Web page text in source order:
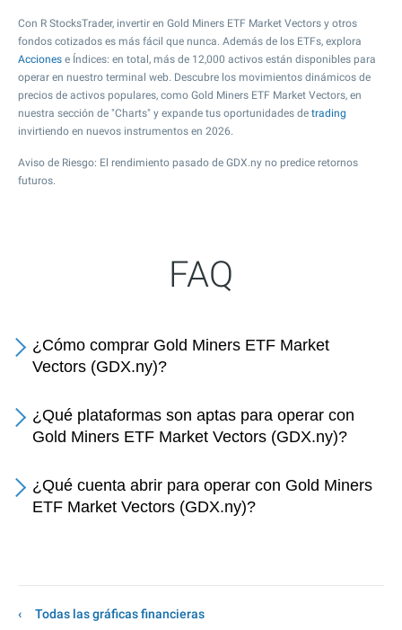
Con R StocksTrader, invertir en Gold Miners ETF Market Vectors y otros
fondos cotizados es más fácil que nunca. Además de los ETFs, explora
Acciones e Índices: en total, más de 12,000 activos están disponibles para
operar en nuestro terminal web. Descubre los movimientos dinámicos de
precios de activos populares, como Gold Miners ETF Market Vectors, en
nuestra sección de "Charts" y expande tus oportunidades de trading
invirtiendo en nuevos instrumentos en 2026.
Aviso de Riesgo: El rendimiento pasado de GDX.ny no predice retornos
futuros.
FAQ
¿Cómo comprar Gold Miners ETF Market
Vectors (GDX.ny)?
¿Qué plataformas son aptas para operar con
Gold Miners ETF Market Vectors (GDX.ny)?
¿Qué cuenta abrir para operar con Gold Miners
ETF Market Vectors (GDX.ny)?
Todas las gráficas financieras